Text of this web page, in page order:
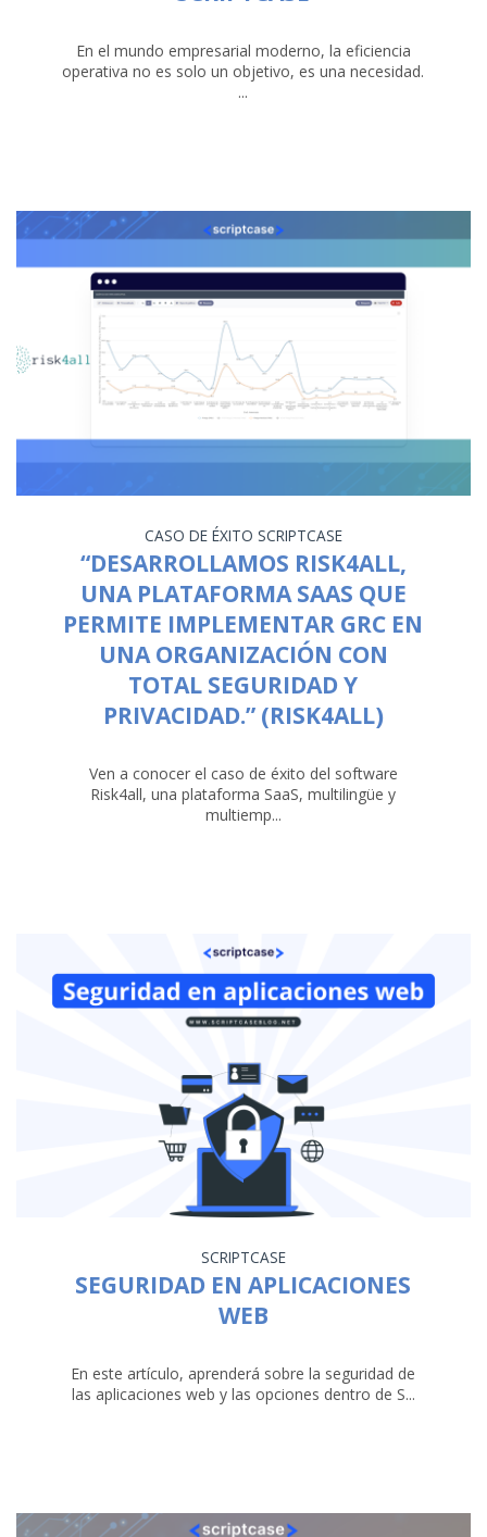
En el mundo empresarial moderno, la eficiencia
operativa no es solo un objetivo, es una necesidad.
...
CASO DE ÉXITO SCRIPTCASE
“DESARROLLAMOS RISK4ALL,
UNA PLATAFORMA SAAS QUE
PERMITE IMPLEMENTAR GRC EN
UNA ORGANIZACIÓN CON
TOTAL SEGURIDAD Y
PRIVACIDAD.” (RISK4ALL)
Ven a conocer el caso de éxito del software
Risk4all, una plataforma SaaS, multilingüe y
multiemp...
SCRIPTCASE
SEGURIDAD EN APLICACIONES
WEB
En este artículo, aprenderá sobre la seguridad de
las aplicaciones web y las opciones dentro de S...